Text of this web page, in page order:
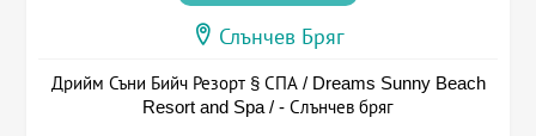
Слънчев Бряг
Дрийм Съни Бийч Резорт § СПА / Dreams Sunny Beach
Resort and Spa / - Слънчев бряг